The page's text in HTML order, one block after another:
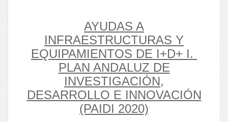
AYUDAS A
INFRAESTRUCTURAS Y
EQUIPAMIENTOS DE I+D+ I.
PLAN ANDALUZ DE
INVESTIGACIÓN,
DESARROLLO E INNOVACIÓN
(PAIDI 2020)